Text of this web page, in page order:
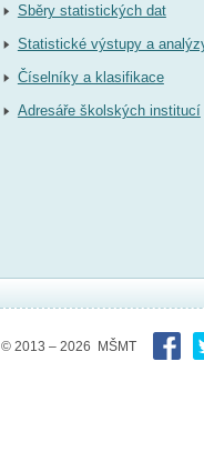
Sběry statistických dat
Statistické výstupy a
Číselníky a klasifikace
Adresáře školských institucí
© 2013 – 2026 MŠMT